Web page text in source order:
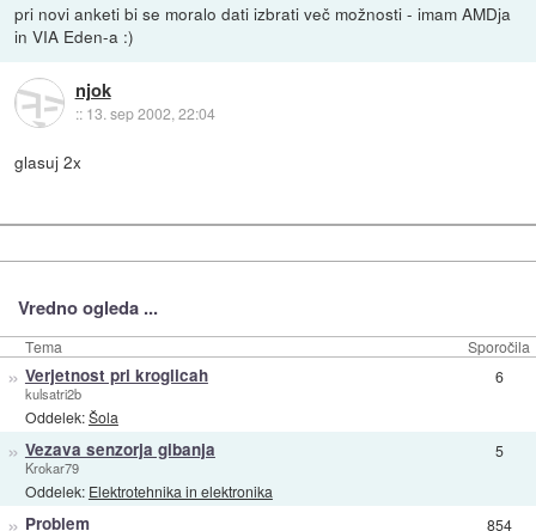
pri novi anketi bi se moralo dati izbrati več možnosti - imam AMDja
in VIA Eden-a :)
njok
:: 13. sep 2002, 22:04
glasuj 2x
Vredno ogleda ...
Tema Sporočila
» Verjetnost pri kroglicah
kulsatri2b
Oddelek:Šola
6
» Vezava senzorja gibanja
Krokar79
Oddelek: Elektrotehnika in elektronika
5
» Problem 854